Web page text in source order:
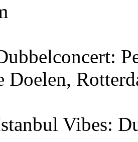
Doelen,
Vibes: